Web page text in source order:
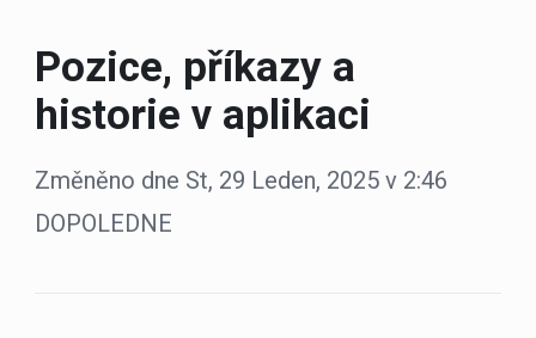
Pozice, příkazy a
historie v aplikaci
Změněno dne St, 29 Leden, 2025 v 2:46
DOPOLEDNE